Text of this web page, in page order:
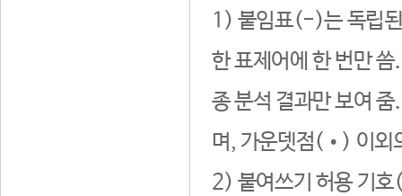
1) 붙임표(-)는 독립된
한 표제어에 한 번만
종 분석 결과만 보여
며, 가운뎃점(•) 이외
2) 붙여쓰기 허용 기호